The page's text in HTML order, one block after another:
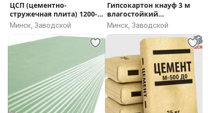
ЦСП (цементно-
стружечная плита) 1200-
800-10мм
Минск, Заводской
Гипсокартон кнауф 3 м
влагостойкий
3000*1200*12,5
Минск, Заводской